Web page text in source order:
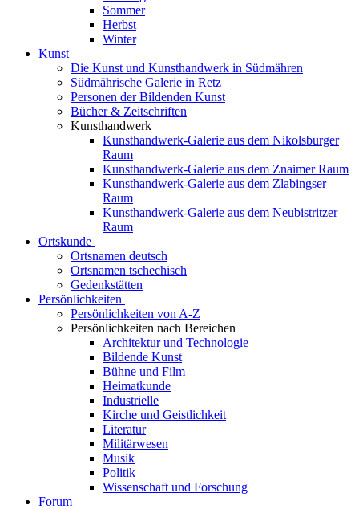
Sommer
Herbst
Winter
Kunst
Die Kunst und Kunsthandwerk in Südmähren
Südmährische Galerie in Retz
Personen der Bildenden Kunst
Bücher & Zeitschriften
Kunsthandwerk
Kunsthandwerk-Galerie aus dem Nikolsburger
Raum
Kunsthandwerk-Galerie aus dem Znaimer Raum
Kunsthandwerk-Galerie aus dem Zlabingser
Raum
Kunsthandwerk-Galerie aus dem Neubistritzer
Raum
Ortskunde
Ortsnamen deutsch
Ortsnamen tschechisch
Gedenkstätten
Persönlichkeiten
Persönlichkeiten von A-Z
Persönlichkeiten nach Bereichen
Architektur und Technologie
Bildende Kunst
Bühne und Film
Heimatkunde
Industrielle
Kirche und Geistlichkeit
Literatur
Militärwesen
Musik
Politik
Wissenschaft und Forschung
Forum